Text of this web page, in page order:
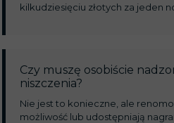
kilkudziesięciu złotych za jeden
Czy muszę osobiście
niszczenia?
Nie jest to konieczne, ale
możliwość lub udostępniają